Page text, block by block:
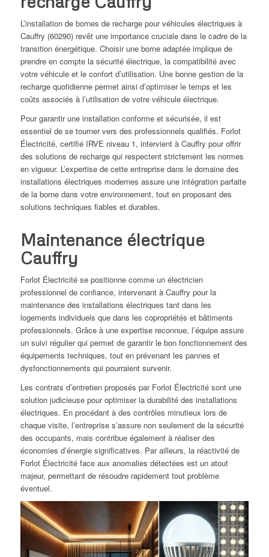
L’installation de bornes de recharge pour véhicules électriques à
Cauffry (60290) revêt une importance cruciale dans le cadre de la
transition énergétique. Choisir une borne adaptée implique de
prendre en compte la sécurité électrique, la compatibilité avec
votre véhicule et le confort d’utilisation. Une bonne gestion de la
recharge quotidienne permet ainsi d’optimiser le temps et les
coûts associés à l’utilisation de votre véhicule électrique.
Pour garantir une installation conforme et sécurisée, il est
essentiel de se tourner vers des professionnels qualifiés. Forlot
Électricité, certifié IRVE niveau 1, intervient à Cauffry pour offrir
des solutions de recharge qui respectent strictement les normes
en vigueur. L’expertise de cette entreprise dans le domaine des
installations électriques modernes assure une intégration parfaite
de la borne dans votre environnement, tout en proposant des
solutions techniques fiables et durables.
Maintenance électrique
Cauffry
Forlot Électricité se positionne comme un électricien
professionnel de confiance, intervenant à Cauffry pour la
maintenance des installations électriques tant dans les
logements individuels que dans les copropriétés et bâtiments
professionnels. Grâce à une expertise reconnue, l’équipe assure
un suivi régulier qui permet de garantir le bon fonctionnement des
équipements techniques, tout en prévenant les pannes et
dysfonctionnements qui pourraient survenir.
Les contrats d’entretien proposés par Forlot Électricité sont une
solution judicieuse pour optimiser la durabilité des installations
électriques. En procédant à des contrôles minutieux lors de
chaque visite, l’entreprise s’assure non seulement de la sécurité
des occupants, mais contribue également à réaliser des
économies d’énergie significatives. Par ailleurs, la réactivité de
Forlot Électricité face aux anomalies détectées est un atout
majeur, permettant de résoudre rapidement tout problème
éventuel.